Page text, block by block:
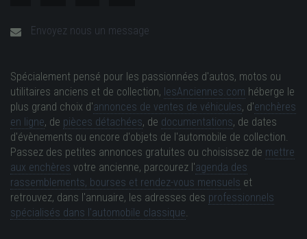
Envoyez nous un message
Spécialement pensé pour les passionnées d'autos, motos ou
utilitaires anciens et de collection, lesAnciennes.com héberge le
plus grand choix d'annonces de ventes de véhicules, d'enchères
en ligne, de pièces détachées, de documentations, de dates
d'évènements ou encore d'objets de l'automobile de collection.
Passez des petites annonces gratuites ou choisissez de mettre
aux enchères votre ancienne, parcourez l'agenda des
rassemblements, bourses et rendez-vous mensuels et
retrouvez, dans l'annuaire, les adresses des professionnels
spécialisés dans l'automobile classique